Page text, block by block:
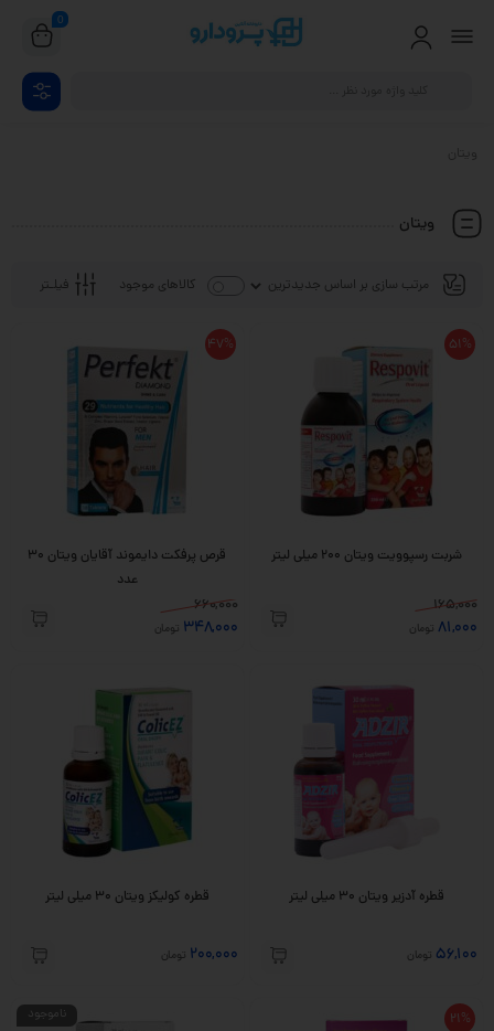
0
ویتان
ویتان
فیلـتر کالاهای موجود
51%
شربت رسپوویت ویتان 200 میلی لیتر
165,000
81,000 تومان
47%
قرص پرفکت دایموند آقایان ویتان 30
عدد
660,000
348,000 تومان
قطره آدزیر ویتان ۳۰ میلی لیتر
56,100 تومان
قطره کولیکز ویتان ۳۰ میلی لیتر
200,000 تومان
21% ناموجود